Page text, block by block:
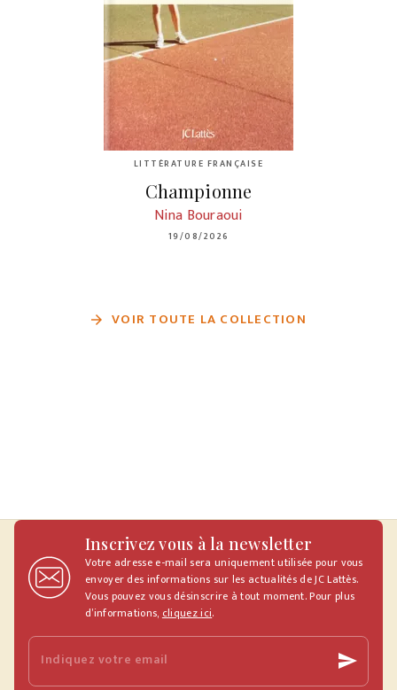
LITTÉRATURE FRANÇAISE
Championne
Nina Bouraoui
19/08/2026
arrow_forward VOIR TOUTE LA COLLECTION
Inscrivez vous à la newsletter
Votre adresse e-mail sera uniquement utilisée pour vous
envoyer des informations sur les actualités de JC Lattès.
Vous pouvez vous désinscrire à tout moment. Pour plus
d’informations, cliquez ici.
Indiquez votre email send